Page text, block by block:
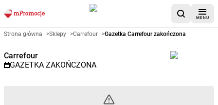
MENU
Gazetka promocyjna
Strona główna >Sklepy >Carrefour >Gazetka Carrefour zakończona
Carrefour
GAZETKA ZAKOŃCZONA